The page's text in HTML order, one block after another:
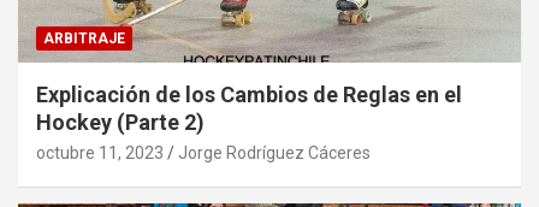
ARBITRAJE
Explicación de los Cambios de Reglas en el
Hockey (Parte 2)
octubre 11, 2023 Jorge Rodríguez Cáceres